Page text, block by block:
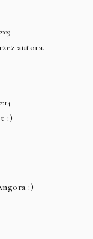
autora.
:)
:)